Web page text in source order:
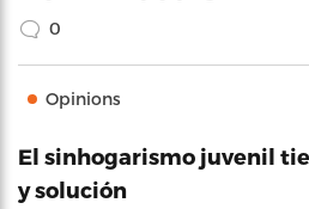
0
Opinions
El sinhogarismo juvenil
y solución